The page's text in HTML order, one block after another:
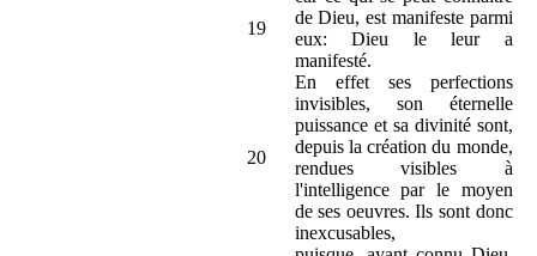
19
de Dieu, est manifeste parmi
eux: Dieu le leur a
manifesté.
20
En effet ses perfections
invisibles, son éternelle
puissance et sa divinité sont,
depuis la création du monde,
rendues visibles à
l'intelligence par le moyen
de ses oeuvres. Ils sont donc
inexcusables,